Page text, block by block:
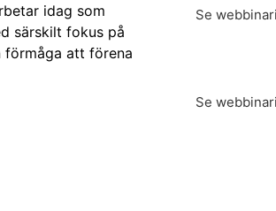
idag som
särskilt fokus på
förmåga att förena
Se
Se